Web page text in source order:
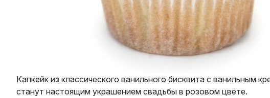
Капкейк из классического ванильного бисквита с
станут настоящим украшением свадьбы в розовом цвете.